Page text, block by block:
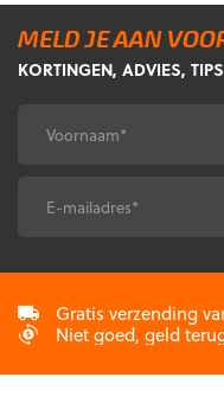
MELD JE AAN
KORTINGEN, ADVIES,
Voornaam*
Gratis verzending
Niet goed, geld